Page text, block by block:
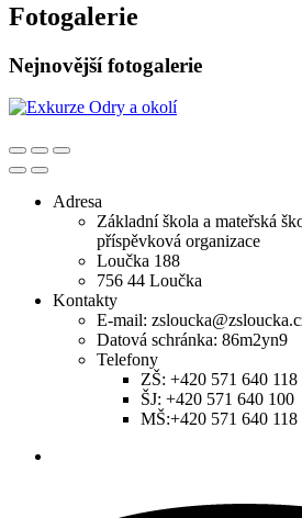
Fotogalerie
Nejnovější fotogalerie
Adresa
Základní škola a mateřská
příspěvková organizace
Loučka 188
756 44 Loučka
Kontakty
E-mail:
Datová schránka: 86m2yn9
Telefony
ZŠ: +420 571 640 118
ŠJ: +420 571 640 100
MŠ:+420 571 640 118